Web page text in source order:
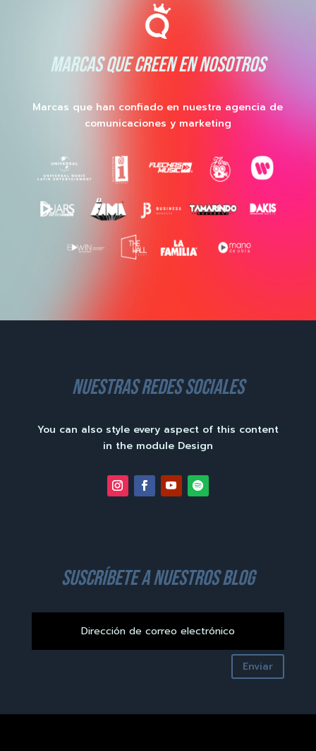
MARCAS QUE CREEN EN NOSOTROS
Marcas que han confiado en nuestra agencia de
comunicaciones y marketing
nuestras redes sociales
You can also style every aspect of this content
in the module Design
suscríbete a nuestros blog
Enviar